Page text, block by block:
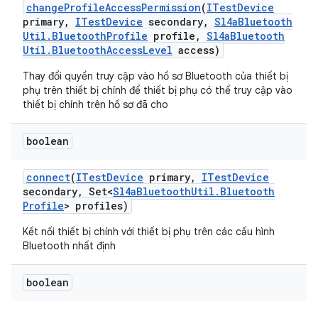
changeProfileAccessPermission(ITestDevice
primary, ITestDevice secondary, Sl4aBluetooth
Util . BluetoothProfile profile , Sl4aBluetooth
Util . BluetoothAccessLevel access)
Thay đổi quyền truy cập vào hồ sơ Bluetooth của thiết bị
phụ trên thiết bị chính để thiết bị phụ có thể truy cập vào
thiết bị chính trên hồ sơ đã cho
boolean
connect(ITestDevice primary, ITestDevice
secondary, Set<Sl4aBluetoothUtil . Bluetooth
Profile> profiles)
Kết nối thiết bị chính với thiết bị phụ trên các cấu hình
Bluetooth nhất định
boolean